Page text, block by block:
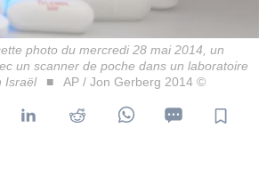
photo du mercredi 28 mai 2014, un
un scanner de poche dans un laboratoire
Israël
AP / Jon Gerberg 2014 ©